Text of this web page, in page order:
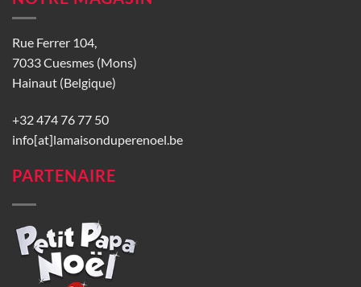
Rue Ferrer 104,
7033 Cuesmes (Mons)
Hainaut (Belgique)
+32 474 76 77 50
info[at]lamaisonduperenoel.be
PARTENAIRE